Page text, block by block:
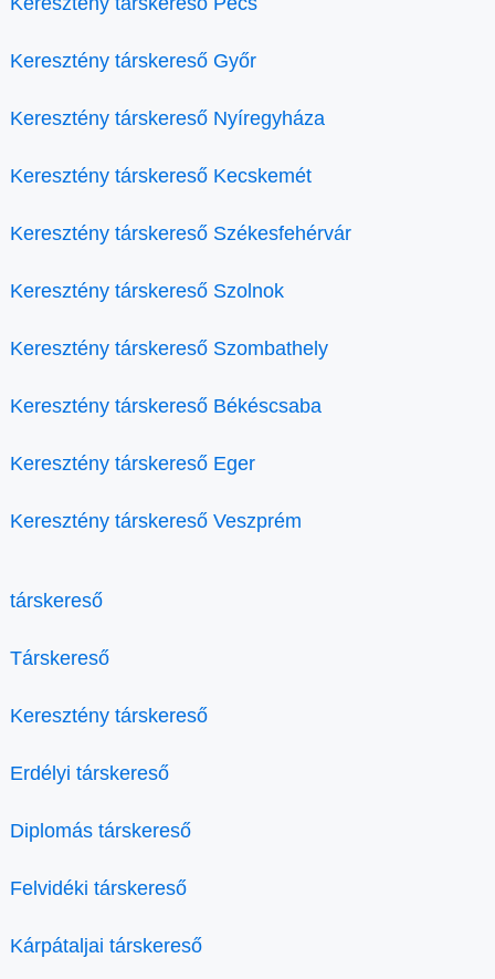
Keresztény társkereső Győr
Keresztény társkereső Nyíregyháza
Keresztény társkereső Kecskemét
Keresztény társkereső Székesfehérvár
Keresztény társkereső Szolnok
Keresztény társkereső Szombathely
Keresztény társkereső Békéscsaba
Keresztény társkereső Eger
Keresztény társkereső Veszprém
társkereső
Társkereső
Keresztény társkereső
Erdélyi társkereső
Diplomás társkereső
Felvidéki társkereső
Kárpátaljai társkereső